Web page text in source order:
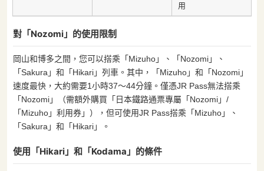
用
對「Nozomi」的使用限制
岡山和博多之間，您可以搭乘「Mizuho」、「Nozomi」、
「Sakura」和「Hikari」列車。其中，「Mizuho」和「Nozomi」
速度最快，大約需要1小時37〜44分鐘。僅憑JR Pass無法搭乘
「Nozomi」（需額外購買「日本鐵路通票專屬「Nozomi」/
「Mizuho」利用券」），但可使用JR Pass搭乘「Mizuho」、
「Sakura」和「Hikari」。
使用「Hikari」和「Kodama」的條件